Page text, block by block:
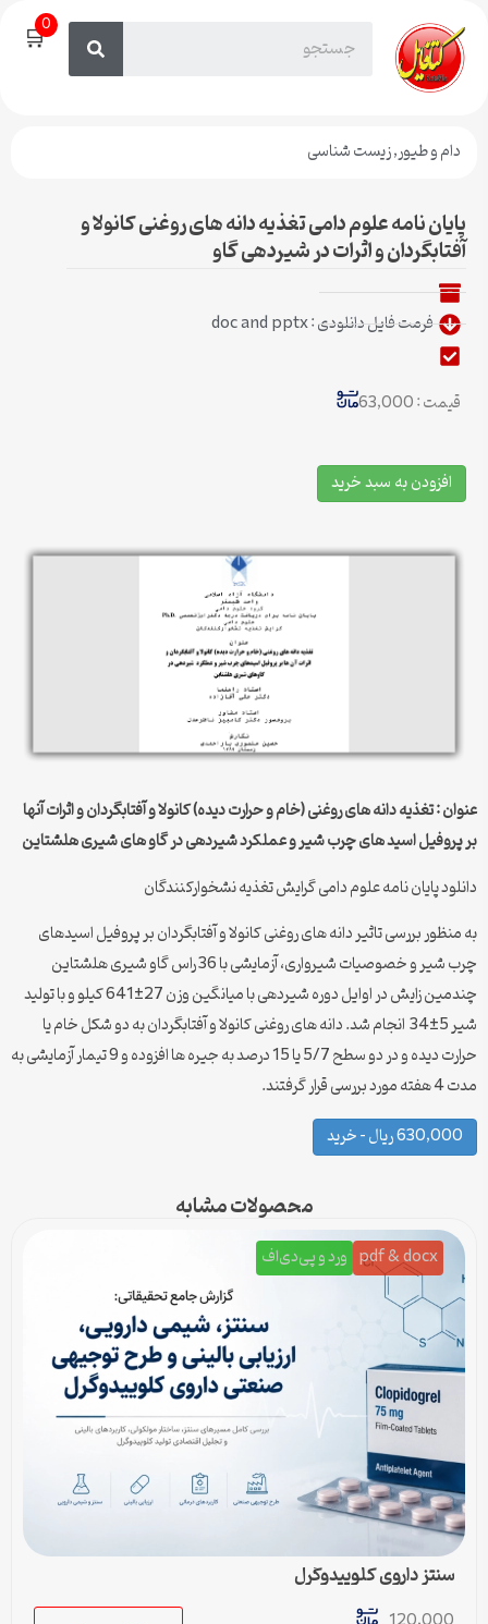
🛒0
دام و طیور,زیست شناسی
پایان نامه علوم دامی تغذیه دانه های روغنی کانولا و
آفتابگردان و اثرات در شیردهی گاو
فرمت فایل دانلودی : doc and pptx
قیمت : 63,000
افزودن به سبد خرید
عنوان : تغذیه دانه های روغنی (خام و حرارت دیده) کانولا و آفتابگردان و اثرات آنها
بر پروفیل اسید های چرب شیر و عملکرد شیردهی در گاو های شیری هلشتاین
دانلود پایان نامه علوم دامی گرایش تغذیه نشخوارکنندگان
به منظور بررسی تاثیر دانه های روغنی کانولا و آفتابگردان بر پروفیل اسیدهای
چرب شیر و خصوصیات شیرواری، آزمایشی با 36 راس گاو شیری هلشتاین
چندمین زایش در اوایل دوره شیردهی با میانگین وزن 27±641 کیلو و با تولید
شیر 5±34 انجام شد. دانه های روغنی کانولا و آفتابگردان به دو شکل خام یا
حرارت دیده و در دو سطح 5/7 یا 15 درصد به جیره ها افزوده و 9 تیمار آزمایشی به
مدت 4 هفته مورد بررسی قرار گرفتند.
630,000 ریال – خرید
محصولات مشابه
pdf & docx ورد و پی‌دی‌اف
سنتز داروی کلوپیدوگرل